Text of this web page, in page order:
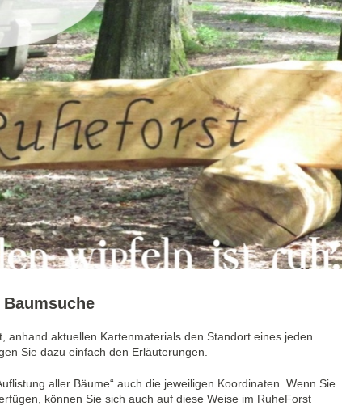
anhand aktuellen Kartenmaterials den Standort eines jeden
Sie dazu einfach den Erläuterungen.
aller Bäume“ auch die jeweiligen Koordinaten. Wenn Sie
können Sie sich auch auf diese Weise im RuheForst